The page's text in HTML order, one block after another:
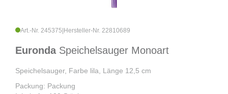
Art.-Nr. 245375 Hersteller-Nr. 22810689
Euronda Speichelsauger Monoart
Speichelsauger, Farbe lila, Länge 12,5 cm
Packung: Packung